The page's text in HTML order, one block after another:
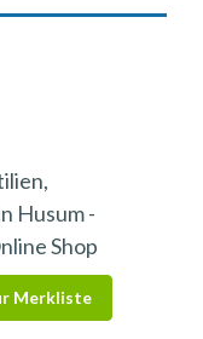
Husum -
Shop
Merkliste